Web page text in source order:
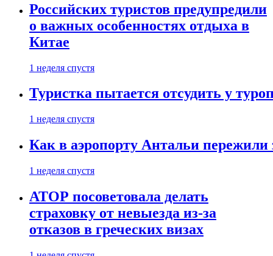
Российских туристов предупредили
о важных особенностях отдыха в
Китае
1 неделя спустя
Туристка пытается отсудить у
1 неделя спустя
Как в аэропорту Антальи
1 неделя спустя
АТОР посоветовала делать
страховку от невыезда из-за
отказов в греческих визах